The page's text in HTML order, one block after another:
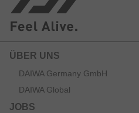
ÜBER UNS
DAIWA Germany GmbH
DAIWA Global
JOBS